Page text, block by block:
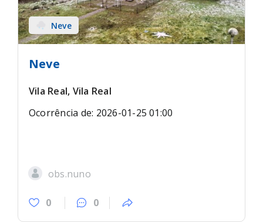
Neve
Neve
Vila Real, Vila Real
Ocorrência de: 2026-01-25 01:00
obs.nuno
0 0